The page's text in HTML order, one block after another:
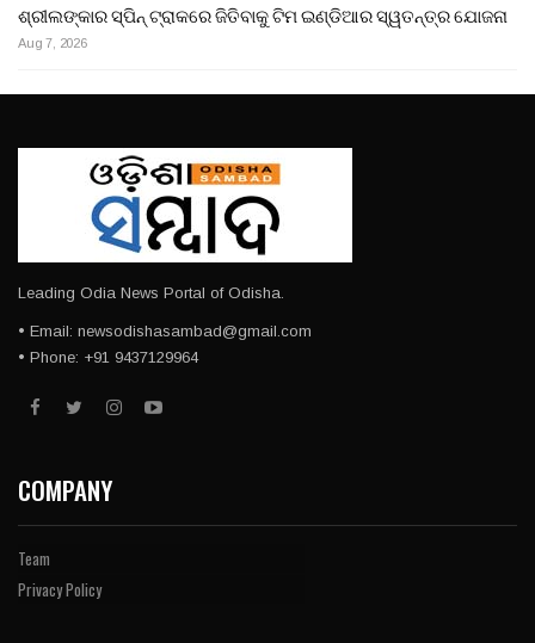
ଶ୍ରୀଲଙ୍କାର ସ୍ପିନ୍ ଟ୍ରାକରେ ଜିତିବାକୁ ଟିମ ଇଣ୍ଡିଆର ସ୍ୱତନ୍ତ୍ର ଯୋଜନା
Aug 7, 2026
Leading Odia News Portal of Odisha.
• Email: newsodishasambad@gmail.com
• Phone: +91 9437129964
COMPANY
Team
Privacy Policy